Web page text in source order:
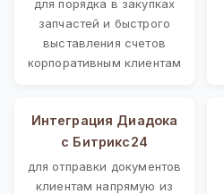
для порядка в закупках
запчастей и быстрого
выставления счетов
корпоративным клиентам
Интеграция Диадока
с Битрикс24
для отправки документов
клиентам напрямую из